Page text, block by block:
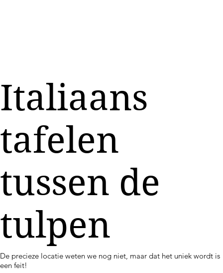
Italiaans
tafelen
tussen de
tulpen
De precieze locatie weten we nog niet, maar dat het uniek wordt is
een feit!